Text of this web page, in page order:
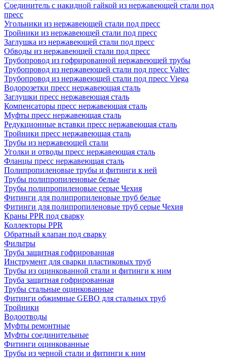
Соединитель с накидной гайкой из нержавеющей стали под
пресс
Угольники из нержавеющей стали под пресс
Тройники из нержавеющей стали под пресс
Заглушка из нержавеющей стали под пресс
Обводы из нержавеющей стали под пресс
Трубопровод из гофрированной нержавеющей трубы
Трубопровод из нержавеющей стали под пресс Valtec
Трубопровод из нержавеющей стали под пресс Viega
Водорозетки пресс нержавеющая сталь
Заглушки пресс нержавеющая сталь
Компенсаторы пресс нержавеющая сталь
Муфты пресс нержавеющая сталь
Редукционные вставки пресс нержавеющая сталь
Тройники пресс нержавеющая сталь
Трубы из нержавеющей стали
Уголки и отводы пресс нержавеющая сталь
Фланцы пресс нержавеющая сталь
Полипропиленовые трубы и фитинги к ней
Трубы полипропиленовые белые
Трубы полипропиленовые серые Чехия
Фитинги для полипропиленовые труб белые
Фитинги для полипропиленовые труб серые Чехия
Краны PPR под сварку
Коллекторы PPR
Обратный клапан под сварку
Фильтры
Труба защитная гофрированная
Инструмент для сварки пластиковых труб
Трубы из оцинкованной стали и фитинги к ним
Труба защитная гофрированная
Трубы стальные оцинкованные
Фитинги обжимные GEBO для стальных труб
Тройники
Водоотводы
Муфты ремонтные
Муфты соединительные
Фитинги оцинкованные
Трубы из черной стали и фитинги к ним